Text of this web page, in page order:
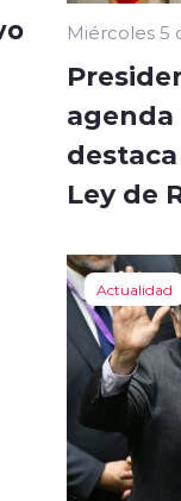
Miércoles 5
Ley de
Actualidad